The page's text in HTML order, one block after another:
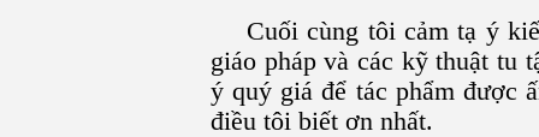
Cuối cùng tôi cảm tạ ý
giáo pháp và các kỹ thuật tu
ý quý giá để tác phẩm được
điều tôi biết ơn nhất.